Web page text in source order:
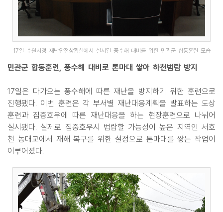
17일 수원시청 재난안전상황실에서 실시된 풍수해 대비를 위한 민관군 합동훈련 모습
민관군 합동훈련, 풍수해 대비로 톤마대 쌓아 하천범람 방지
17일은 다가오는 풍수해에 따른 재난을 방지하기 위한 훈련으로
진행됐다. 이번 훈련은 각 부서별 재난대응계획을 발표하는 도상
훈련과 집중호우에 따른 재난대응을 하는 현장훈련으로 나뉘어
실시됐다. 실제로 집중호우시 범람할 가능성이 높은 지역인 서호
천 농대교에서 재해 복구를 위한 설정으로 톤마대를 쌓는 작업이
이루어졌다.